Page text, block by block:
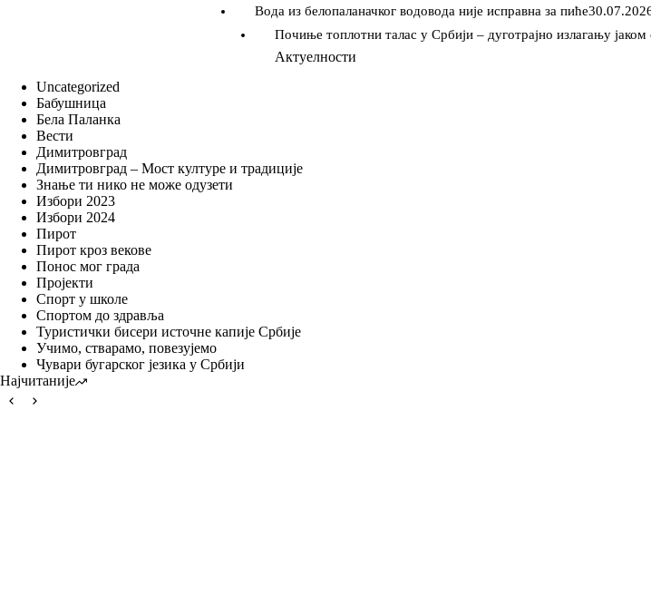
Вода из белопаланачког водовода није исправна за пиће
Почиње топлотни талас у Србији – дуготрајно излагању
Актуелности
Uncategorized
Бабушница
Бела Паланка
Вести
Димитровград
Димитровград – Мост културе и традиције
Знање ти нико не може одузети
Избори 2023
Избори 2024
Пирот
Пирот кроз векове
Понос мог града
Пројекти
Спорт у школе
Спортом до здравља
Туристички бисери источне капије Србије
Учимо, стварамо, повезујемо
Чувари бугарског језика у Србији
Најчитаније